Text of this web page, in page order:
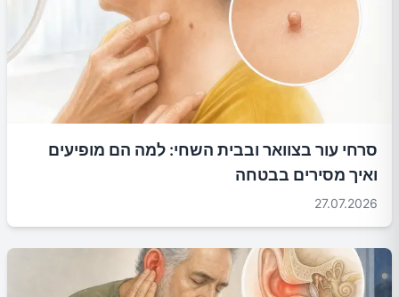
סרחי עור בצוואר ובבית השחי: למה הם מופיעים
ואיך מסירים בבטחה
27.07.2026